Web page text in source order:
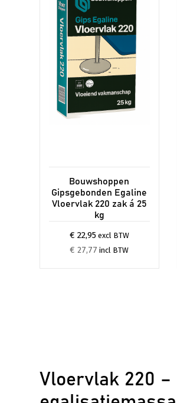
Bouwshoppen
Gipsgebonden Egaline
Vloervlak 220 zak á 25
kg
€ 22,95excl BTW
€ 27,77 incl BTW
Vloervlak 220 –